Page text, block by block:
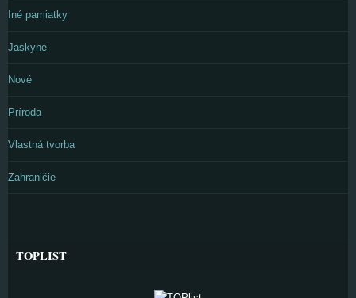
Iné pamiatky
Jaskyne
Nové
Príroda
Vlastná tvorba
Zahraničie
TOPLIST